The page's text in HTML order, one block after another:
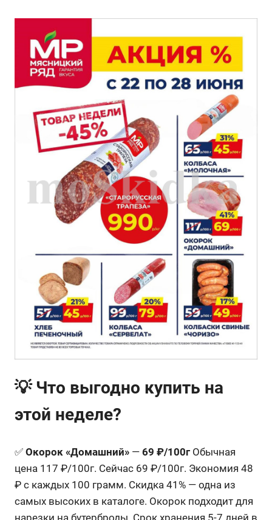
💡 Что выгодно купить на
этой неделе?
✅ Окорок «Домашний» — 69 ₽/100г Обычная
цена 117 ₽/100г. Сейчас 69 ₽/100г. Экономия 48
₽ с каждых 100 грамм. Скидка 41% — одна из
самых высоких в каталоге. Окорок подходит для
нарезки на бутерброды. Срок хранения 5-7 дней в